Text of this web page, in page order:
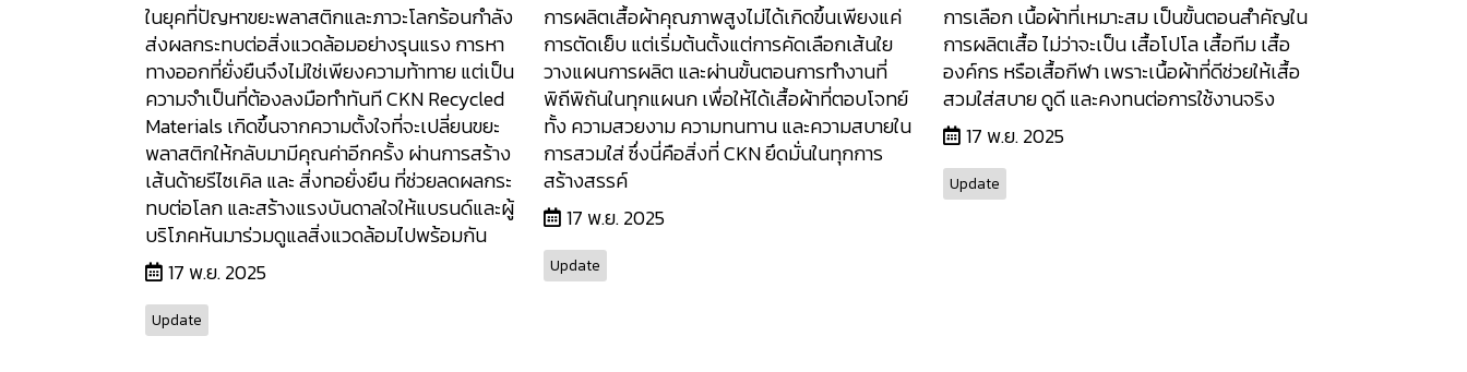
ในยุคที่ปัญหาขยะพลาสติกและภาวะโลกร้อนกำลัง
ส่งผลกระทบต่อสิ่งแวดล้อมอย่างรุนแรง การหา
ทางออกที่ยั่งยืนจึงไม่ใช่เพียงความท้าทาย แต่เป็น
ความจำเป็นที่ต้องลงมือทำทันที CKN Recycled
Materials เกิดขึ้นจากความตั้งใจที่จะเปลี่ยนขยะ
พลาสติกให้กลับมามีคุณค่าอีกครั้ง ผ่านการสร้าง
เส้นด้ายรีไซเคิล และ สิ่งทอยั่งยืน ที่ช่วยลดผลกระ
ทบต่อโลก และสร้างแรงบันดาลใจให้แบรนด์และผู้
บริโภคหันมาร่วมดูแลสิ่งแวดล้อมไปพร้อมกัน
17 พ.ย. 2025
Update
การผลิตเสื้อผ้าคุณภาพสูงไม่ได้เกิดขึ้นเพียงแค่
การตัดเย็บ แต่เริ่มต้นตั้งแต่การคัดเลือกเส้นใย
วางแผนการผลิต และผ่านขั้นตอนการทำงานที่
พิถีพิถันในทุกแผนก เพื่อให้ได้เสื้อผ้าที่ตอบโจทย์
ทั้ง ความสวยงาม ความทนทาน และความสบายใน
การสวมใส่ ซึ่งนี่คือสิ่งที่ CKN ยึดมั่นในทุกการ
สร้างสรรค์
17 พ.ย. 2025
Update
การเลือก เนื้อผ้าที่เหมาะสม เป็นขั้นตอนสำคัญใน
การผลิตเสื้อ ไม่ว่าจะเป็น เสื้อโปโล เสื้อทีม เสื้อ
องค์กร หรือเสื้อกีฬา เพราะเนื้อผ้าที่ดีช่วยให้เสื้อ
สวมใส่สบาย ดูดี และคงทนต่อการใช้งานจริง
17 พ.ย. 2025
Update